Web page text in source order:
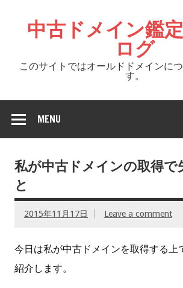
中古ドメイン鑑
ログ
このサイトではオールドドメインに
す。
MENU
私が中古ドメインの取得で
と
2015年11月17日 Leave a comment
今日は私が中古ドメインを取得する上
紹介します。